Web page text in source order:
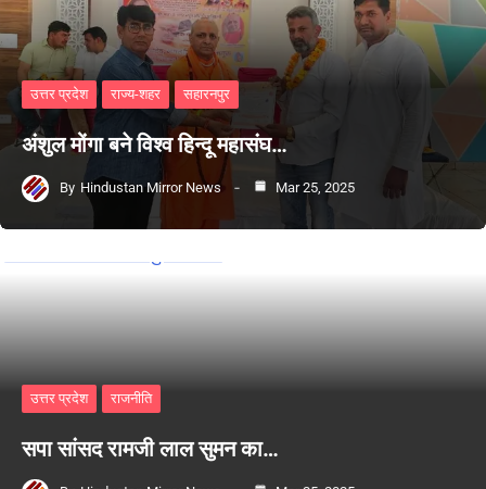
उत्तर प्रदेश राज्य-शहर सहारनपुर
अंशुल मोंगा बने विश्व हिन्दू महासंघ…
By Hindustan Mirror News Mar 25, 2025
उत्तर प्रदेश राजनीति
सपा सांसद रामजी लाल सुमन का…